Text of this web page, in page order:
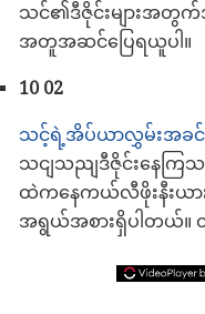
သင်၏ဒီဇိုင်းများအတွက်
အတူအဆင်ပြေရယူပါ။
10 02
သင့်ရဲ့အိပ်ယာလွှမ်းအခ
သငျသညျဒီဇိုင်းနေကြ
ထဲကနေကယ်လီဖိုးနီးယ
အရွယ်အစားရှိပါတယ်။